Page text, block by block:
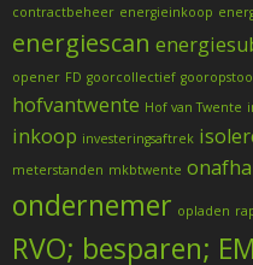
contractbeheer energieinkoop
energiescan
opener FD goorcollectief
hofvantwente Hof van Twente
inkoop investeringsaftrek
meterstanden mkbtwente
ondernemer opladen
RVO; besparen;